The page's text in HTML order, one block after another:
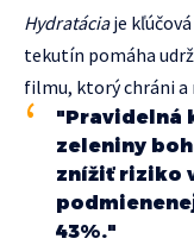
Hydratáciaje
tekutín pomáha
filmu, ktorý chráni a
"Pravidelná
zeleniny
znížiť riziko
43%."